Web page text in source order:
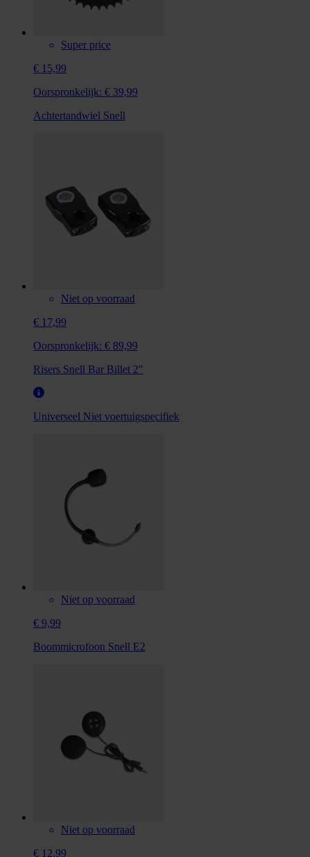
Super price
€ 15,99
Oorspronkelijk: € 39,99
Achtertandwiel Snell
Niet op voorraad
€ 17,99
Oorspronkelijk: € 89,99
Risers Snell Bar Billet 2"
Universeel Niet voertuigspecifiek
Niet op voorraad
€ 9,99
Boommicrofoon Snell E2
Niet op voorraad
€ 12,99